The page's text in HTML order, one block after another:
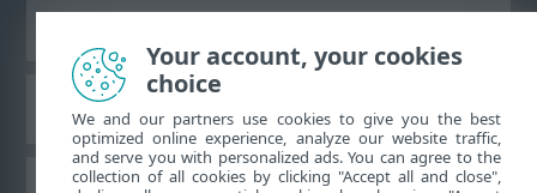
ESET teadmistebaas
Your account, your cookies
choice
We and our partners use cookies to give you the best
optimized online experience, analyze our website traffic,
and serve you with personalized ads. You can agree to the
collection of all cookies by clicking "Accept all and close",